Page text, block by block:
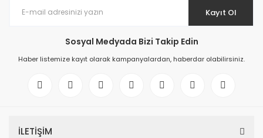
Kayıt Ol
Sosyal Medyada Bizi Takip Edin
Haber listemize kayıt olarak kampanyalardan, haberdar olabilirsiniz.
İLETİŞİM